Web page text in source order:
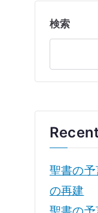
検索
聖書の
の再建